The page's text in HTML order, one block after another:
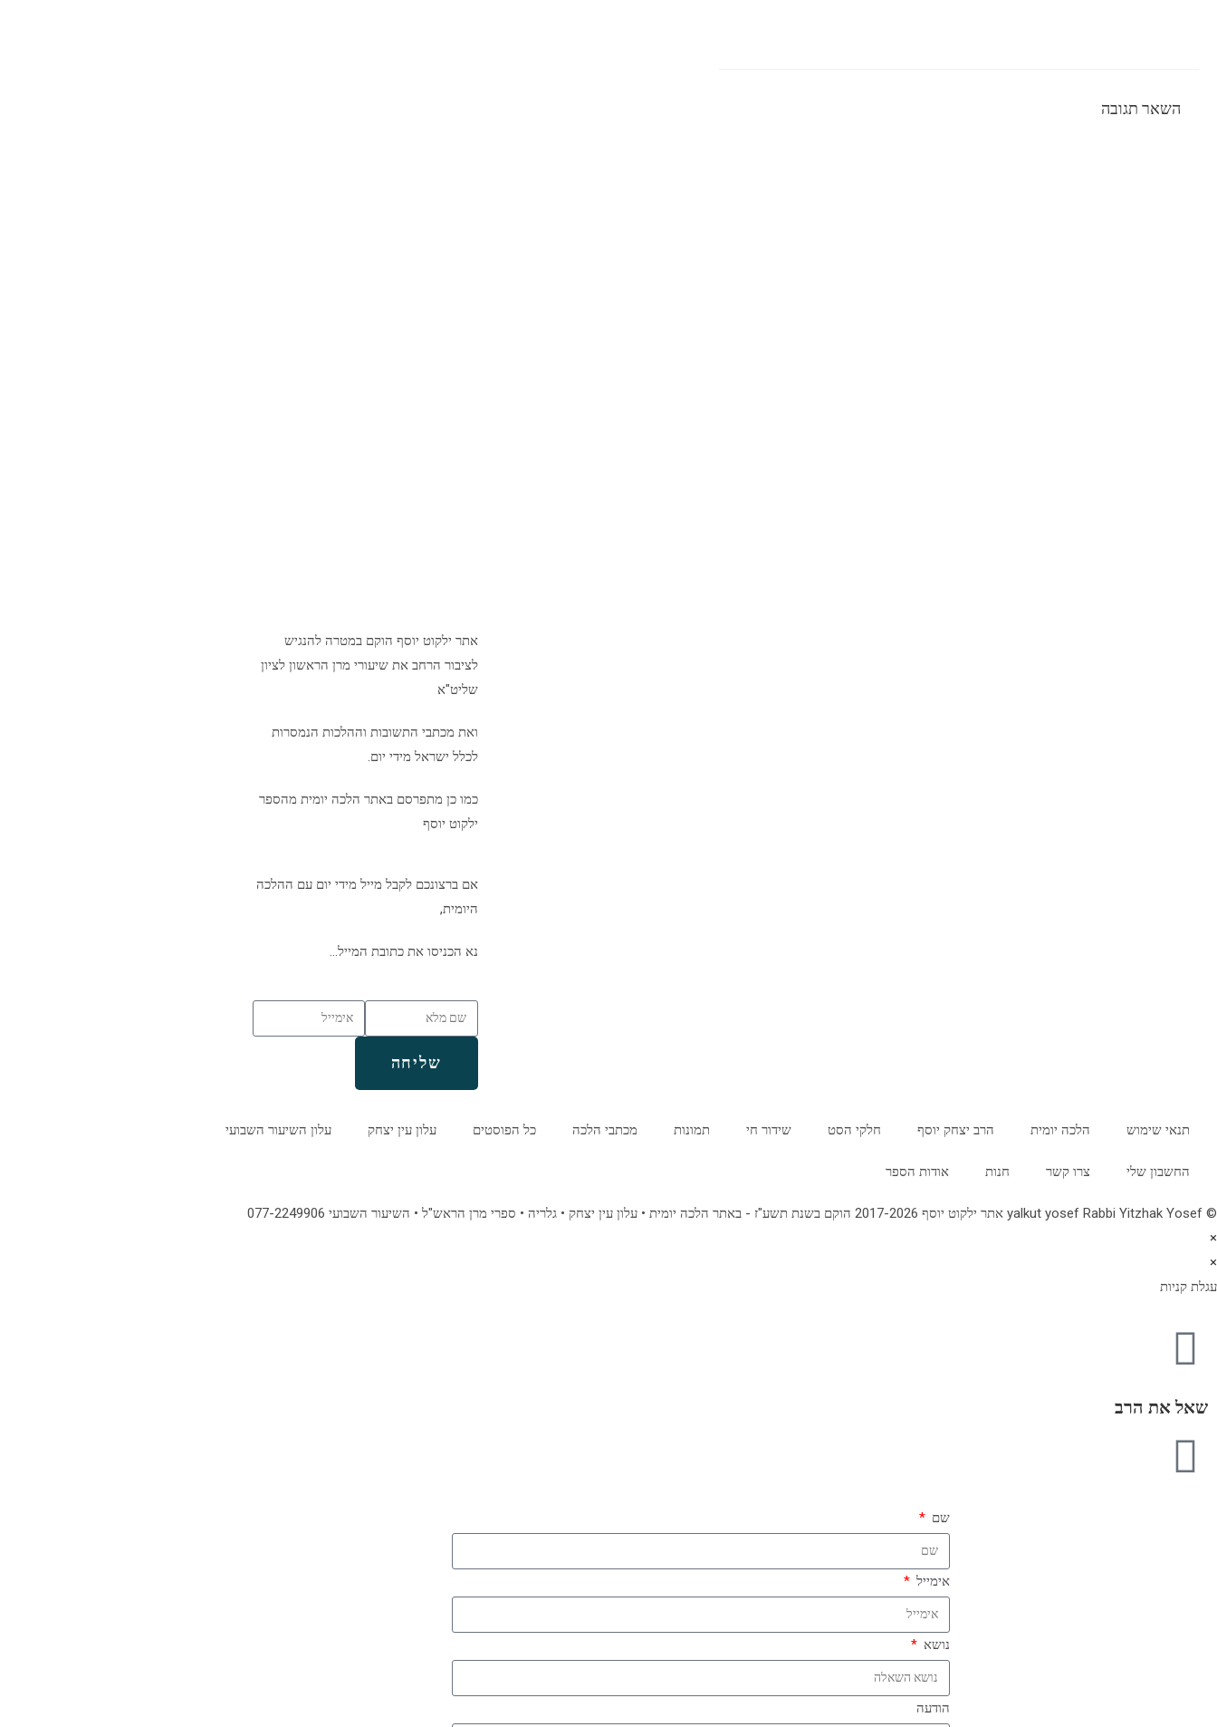
השאר תגובה
אתר ילקוט יוסף הוקם במטרה להנגיש
לציבור הרחב את שיעורי מרן הראשון לציון
שליט"א
ואת מכתבי התשובות וההלכות הנמסרות
לכלל ישראל מידי יום.
כמו כן מתפרסם באתר הלכה יומית מהספר
ילקוט יוסף
אם ברצונכם לקבל מייל מידי יום עם ההלכה
היומית,
נא הכניסו את כתובת המייל…
שליחה
תנאי שימוש הלכה יומית הרב יצחק יוסף חלקי הסט שידור חי תמונות מכתבי הלכה כל הפוסטים עלון עין יצחק עלון השיעור השבועי
החשבון שלי צרו קשר חנות אודות הספר
© yalkut yosef Rabbi Yitzhak Yosef אתר ילקוט יוסף 2017-2026 הוקם בשנת תשע"ז - באתר הלכה יומית • עלון עין יצחק • גלריה • ספרי מרן הראש"ל • השיעור השבועי 077-2249906
×
×
עגלת קניות
שאל את הרב
שם
אימייל
נושא
הודעה